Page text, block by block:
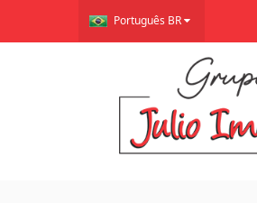
Português BR